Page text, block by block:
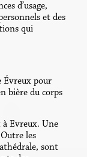
d’usage,
et des
qui
Évreux pour
bière du corps
à Evreux. Une
les
sont